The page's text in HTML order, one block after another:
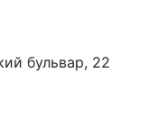
бульвар, 22